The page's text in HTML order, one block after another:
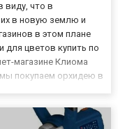
виду, что в
в новую землю и
в этом плане
цветов купить по
магазине Клиома
покупаем орхидею в